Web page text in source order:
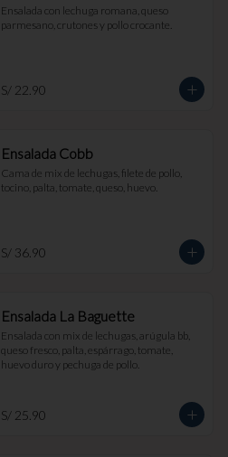
Ensalada con lechuga romana, queso
parmesano, crutones y pollo crocante.
S/ 22.90
Ensalada Cobb
Cama de mix de lechugas, filete de pollo,
tocino, palta, tomate, queso, huevo.
S/ 36.90
Ensalada La Baguette
Ensalada con mix de lechugas, arúgula bb,
queso fresco, palta, espárrago, tomate,
huevo duro y pechuga de pollo.
S/ 25.90